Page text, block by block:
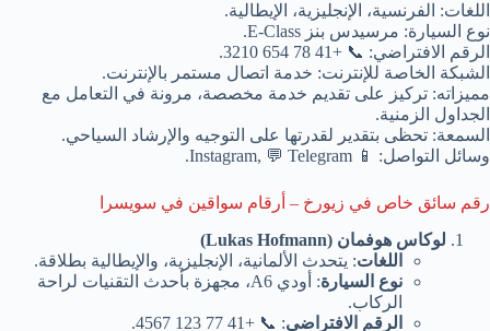
اللغات: الفرنسية، الإنجليزية، الإيطالية.
نوع السيارة: مرسيدس بنز E-Class.
الرقم الافتراضي: 📞 +41 78 654 3210.
الشبكة الخاصة للإنترنت: خدمة اتصال مستمر بالإنترنت.
مميزاته: تركيز على تقديم خدمة مخصصة، مرونة في التعامل مع
الجداول الزمنية.
السمعة: تحظى بتقدير لقدرتها على التوجيه والإرشاد السياحي.
وسائل التواصل: 📱 Instagram, 💬 Telegram.
رقم سائق خاص في زيورخ – أرقام سواقين في سويسرا
لوكاس هوفمان (Lukas Hofmann)
اللغات: يتحدث الألمانية، الإنجليزية، والإيطالية بطلاقة.
نوع السيارة
: أودي A6، مجهزة بأحدث التقنيات لراحة
الركاب.
الرقم الافتراضي: 📞 +41 77 123 4567.